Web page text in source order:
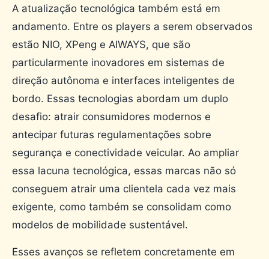
A atualização tecnológica também está em
andamento. Entre os players a serem observados
estão NIO, XPeng e AIWAYS, que são
particularmente inovadores em sistemas de
direção autônoma e interfaces inteligentes de
bordo. Essas tecnologias abordam um duplo
desafio: atrair consumidores modernos e
antecipar futuras regulamentações sobre
segurança e conectividade veicular. Ao ampliar
essa lacuna tecnológica, essas marcas não só
conseguem atrair uma clientela cada vez mais
exigente, como também se consolidam como
modelos de mobilidade sustentável.
Esses avanços se refletem concretamente em